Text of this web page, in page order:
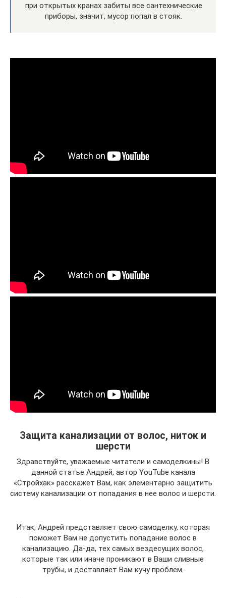
при открытых кранах забиты все сантехнические
приборы, значит, мусор попал в стояк.
Защита канализации от волос, ниток и
шерсти
Здравствуйте, уважаемые читатели и самоделкины! В
данной статье Андрей, автор YouTube канала
«Стройхак» расскажет Вам, как элементарно защитить
систему канализации от попадания в нее волос и шерсти.
Итак, Андрей представляет свою самоделку, которая
поможет Вам не допустить попадание волос в
канализацию. Да-да, тех самых вездесущих волос,
которые так или иначе проникают в Ваши сливные
трубы, и доставляет Вам кучу проблем.